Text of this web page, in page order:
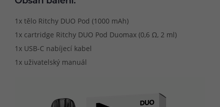
1x tělo Ritchy DUO Pod (1000 mAh)
1x cartridge Ritchy DUO Pod Duomax (0,6 Ω, 2 ml)
1x USB-C nabíjecí kabel
1x uživatelský manuál